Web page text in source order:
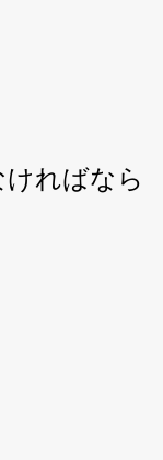
ればなら